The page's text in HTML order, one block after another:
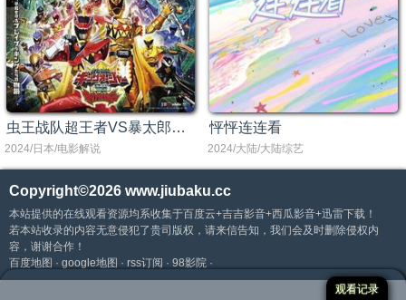
虫王战队超王者VS暴太郎战队咚兄弟[电影解说]
2024/日本/电影解说
怦怦连连看
2024/大陆/大陆综艺
Copyright©2026 www.jiubaku.cc
本站提供的在线观看资源均系收集于百度云+吉吉影音+西瓜影音+迅雷下载！
若本站收录的内容无意侵犯了贵司版权，请来信告知，我们会及时删除侵权内
容，谢谢合作！
百度地图 · google地图 · rss订阅 · 98影院 ·
观看记录